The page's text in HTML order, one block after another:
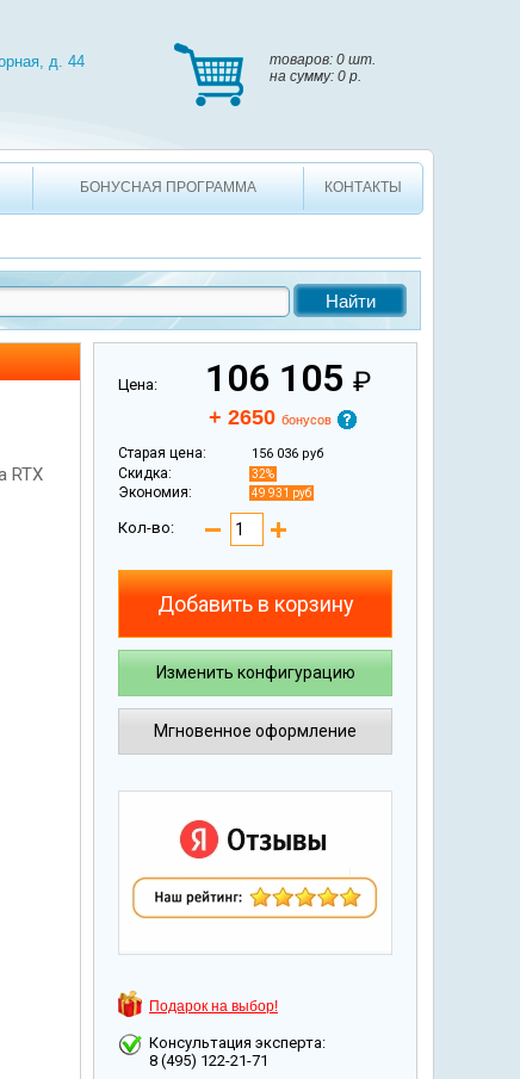
товаров: 0 шт.
на сумму: 0 p.
д. 44
БОНУСНАЯ ПРОГРАММА КОНТАКТЫ
RTX
Цена: 106 105 ₽
+ 2650 бонусов
Старая цена: 156 036 руб
Скидка: 32%
Экономия: 49 931 руб
Кол-во:
Добавить в корзину
Изменить конфигурацию
Мгновенное оформление
Подарок на выбор!
Консультация эксперта:
8 (495) 122-21-71